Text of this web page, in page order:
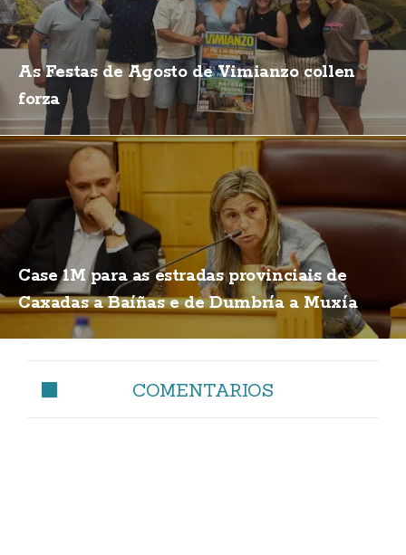
As Festas de Agosto de Vimianzo collen
forza
Case 1M para as estradas provinciais de
Caxadas a Baíñas e de Dumbría a Muxía
COMENTARIOS